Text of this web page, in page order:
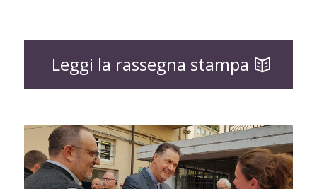
Leggi la rassegna stampa